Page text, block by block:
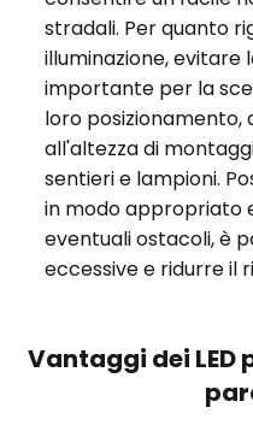
stradali. Per quanto
illuminazione,
importante per la
loro posizionamento,
all'altezza di
sentieri e lampioni.
in modo appropriato
eventuali ostacoli, è
eccessive e ridurre il
Vantaggi dei LED